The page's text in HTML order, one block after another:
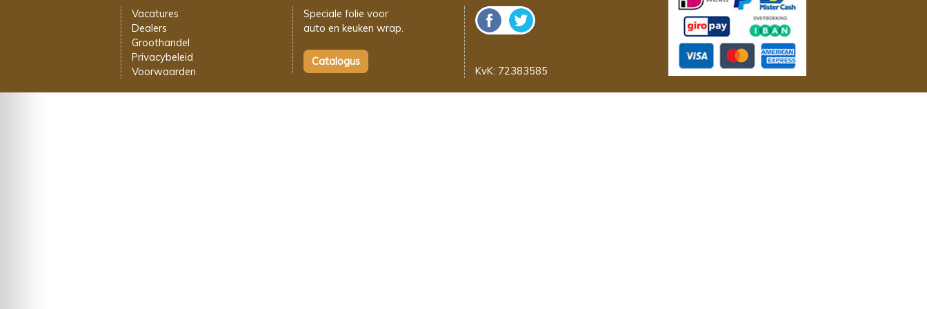
Vacatures
Dealers
Groothandel
Privacybeleid
Voorwaarden
Speciale folie voor
auto en keuken wrap.
KvK: 72383585